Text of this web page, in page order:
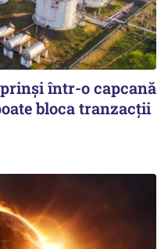
într-o capcană
bloca tranzacții